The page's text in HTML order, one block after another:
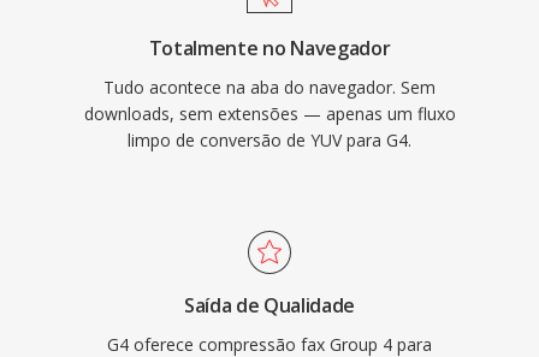
Totalmente no Navegador
Tudo acontece na aba do navegador. Sem
downloads, sem extensões — apenas um fluxo
limpo de conversão de YUV para G4.
Saída de Qualidade
G4 oferece compressão fax Group 4 para